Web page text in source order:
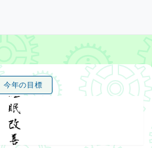
今年の目標